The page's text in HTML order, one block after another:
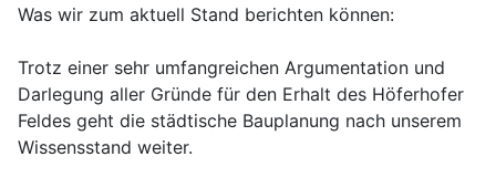
Was wir zum aktuell Stand berichten können:
Trotz einer sehr umfangreichen Argumentation und
Darlegung aller Gründe für den Erhalt des Höferhofer
Feldes geht die städtische Bauplanung nach unserem
Wissensstand weiter.